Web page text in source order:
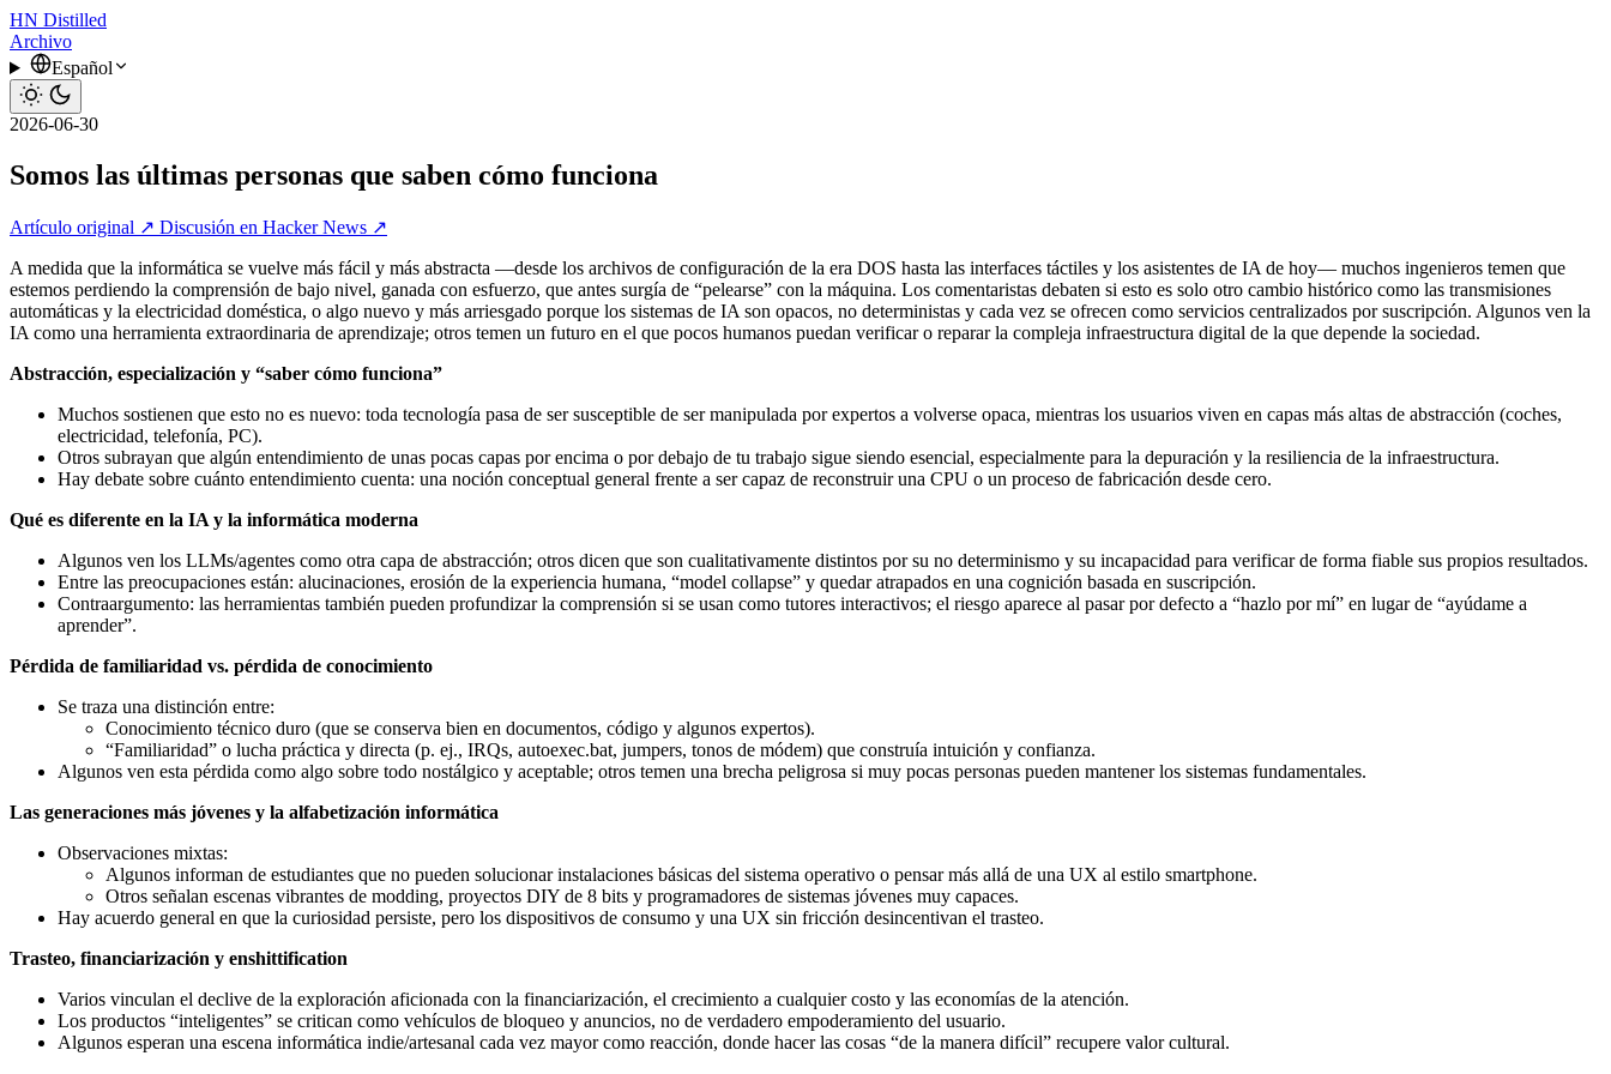
HN Distilled
Archivo
Español
2026-06-30
Somos las últimas personas que saben cómo funciona
Artículo original ↗ Discusión en Hacker News ↗
A medida que la informática se vuelve más fácil y más abstracta —desde los archivos de configuración de la era DOS hasta las interfaces táctiles y los asistentes de IA de hoy— muchos ingenieros temen que
estemos perdiendo la comprensión de bajo nivel, ganada con esfuerzo, que antes surgía de “pelearse” con la máquina. Los comentaristas debaten si esto es solo otro cambio histórico como las transmisiones
automáticas y la electricidad doméstica, o algo nuevo y más arriesgado porque los sistemas de IA son opacos, no deterministas y cada vez se ofrecen como servicios centralizados por suscripción. Algunos ven la
IA como una herramienta extraordinaria de aprendizaje; otros temen un futuro en el que pocos humanos puedan verificar o reparar la compleja infraestructura digital de la que depende la sociedad.
Abstracción, especialización y “saber cómo funciona”
Muchos sostienen que esto no es nuevo: toda tecnología pasa de ser susceptible de ser manipulada por expertos a volverse opaca, mientras los usuarios viven en capas más altas de abstracción (coches,
electricidad, telefonía, PC).
Otros subrayan que algún entendimiento de unas pocas capas por encima o por debajo de tu trabajo sigue siendo esencial, especialmente para la depuración y la resiliencia de la infraestructura.
Hay debate sobre cuánto entendimiento cuenta: una noción conceptual general frente a ser capaz de reconstruir una CPU o un proceso de fabricación desde cero.
Qué es diferente en la IA y la informática moderna
Algunos ven los LLMs/agentes como otra capa de abstracción; otros dicen que son cualitativamente distintos por su no determinismo y su incapacidad para verificar de forma fiable sus propios resultados.
Entre las preocupaciones están: alucinaciones, erosión de la experiencia humana, “model collapse” y quedar atrapados en una cognición basada en suscripción.
Contraargumento: las herramientas también pueden profundizar la comprensión si se usan como tutores interactivos; el riesgo aparece al pasar por defecto a “hazlo por mí” en lugar de “ayúdame a
aprender”.
Pérdida de familiaridad vs. pérdida de conocimiento
Se traza una distinción entre:
Conocimiento técnico duro (que se conserva bien en documentos, código y algunos expertos).
“Familiaridad” o lucha práctica y directa (p. ej., IRQs, autoexec.bat, jumpers, tonos de módem) que construía intuición y confianza.
Algunos ven esta pérdida como algo sobre todo nostálgico y aceptable; otros temen una brecha peligrosa si muy pocas personas pueden mantener los sistemas fundamentales.
Las generaciones más jóvenes y la alfabetización informática
Observaciones mixtas:
Algunos informan de estudiantes que no pueden solucionar instalaciones básicas del sistema operativo o pensar más allá de una UX al estilo smartphone.
Otros señalan escenas vibrantes de modding, proyectos DIY de 8 bits y programadores de sistemas jóvenes muy capaces.
Hay acuerdo general en que la curiosidad persiste, pero los dispositivos de consumo y una UX sin fricción desincentivan el trasteo.
Trasteo, financiarización y enshittification
Varios vinculan el declive de la exploración aficionada con la financiarización, el crecimiento a cualquier costo y las economías de la atención.
Los productos “inteligentes” se critican como vehículos de bloqueo y anuncios, no de verdadero empoderamiento del usuario.
Algunos esperan una escena informática indie/artesanal cada vez mayor como reacción, donde hacer las cosas “de la manera difícil” recupere valor cultural.